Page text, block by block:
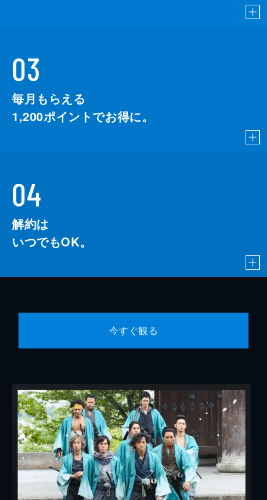
03
毎月もらえる
1,200ポイントでお得に。
04
解約は
いつでもOK。
今すぐ観る